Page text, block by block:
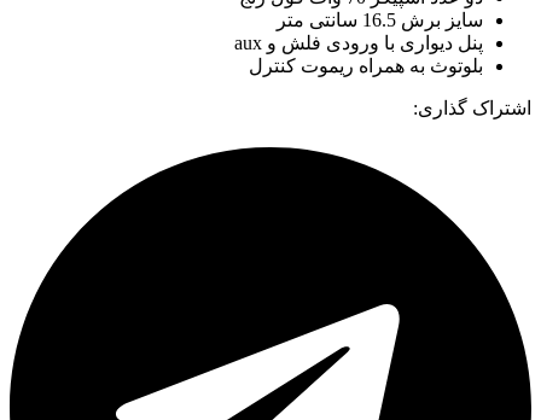
سایز برش 16.5 سانتی متر
پنل دیواری با ورودی فلش و aux
بلوتوث به همراه ریموت کنترل
اشتراک گذاری: